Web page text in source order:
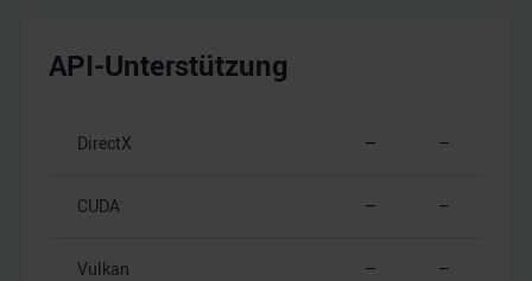
API-Unterstützung
DirectX – –
CUDA – –
Vulkan – –